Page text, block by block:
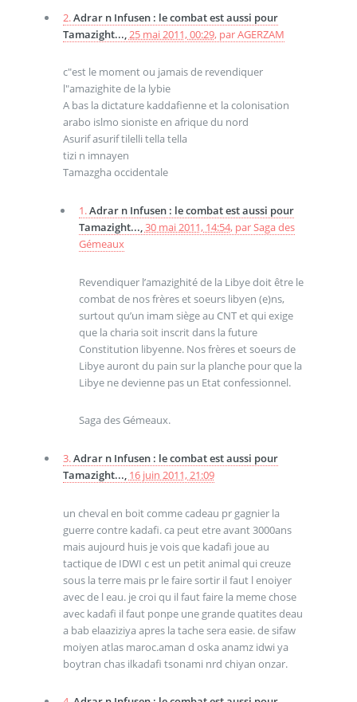
2.Adrar n Infusen : le combat est aussi pour
Tamazight...,25 mai 2011, 00:29, parAGERZAM
c"est le moment ou jamais de revendiquer
l"amazighite de la lybie
A bas la dictature kaddafienne et la colonisation
arabo islmo sioniste en afrique du nord
Asurif asurif tilelli tella tella
tizi n imnayen
Tamazgha occidentale
1.Adrar n Infusen : le combat est aussi pour
Tamazight...,30 mai 2011, 14:54, parSaga des
Gémeaux
Revendiquer l’amazighité de la Libye doit être le
combat de nos frères et soeurs libyen (e)ns,
surtout qu’un imam siège au CNT et qui exige
que la charia soit inscrit dans la future
Constitution libyenne. Nos frères et soeurs de
Libye auront du pain sur la planche pour que la
Libye ne devienne pas un Etat confessionnel.
Saga des Gémeaux.
3.Adrar n Infusen : le combat est aussi pour
Tamazight..., 16 juin 2011, 21:09
un cheval en boit comme cadeau pr gagnier la
guerre contre kadafi. ca peut etre avant 3000ans
mais aujourd huis je vois que kadafi joue au
tactique de IDWI c est un petit animal qui creuze
sous la terre mais pr le faire sortir il faut l enoiyer
avec de l eau. je croi qu il faut faire la meme chose
avec kadafi il faut ponpe une grande quatites deau
a bab elaaziziya apres la tache sera easie. de sifaw
moiyen atlas maroc.aman d oska anamz idwi ya
boytran chas ilkadafi tsonami nrd chiyan onzar.